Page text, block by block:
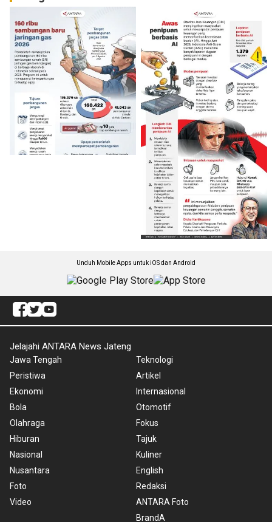
Unduh Mobile Apps untuk iOS dan Android
Jelajahi ANTARA News Jateng
Jawa Tengah
Peristiwa
Ekonomi
Bola
Olahraga
Hiburan
Nasional
Nusantara
Foto
Video
Teknologi
Artikel
Internasional
Otomotif
Fokus
Tajuk
Kuliner
English
Redaksi
ANTARA Foto
BrandA